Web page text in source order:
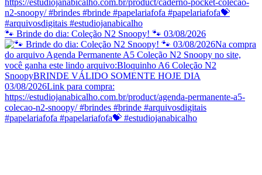
🐾 Brinde do dia: Coleção N2 Snoopy! 🐾 03/08/2026